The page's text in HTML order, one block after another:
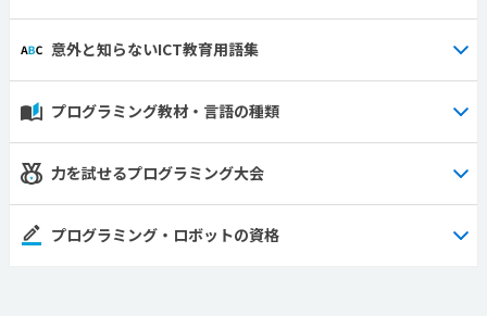
意外と知らないICT教育用語集
プログラミング教材・言語の種類
力を試せるプログラミング大会
プログラミング・ロボットの資格